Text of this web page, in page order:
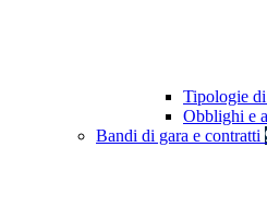
Tipologie
Obblighi e
Bandi di gara e contratti